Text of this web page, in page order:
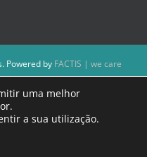
Powered by FACTIS | we care
não publicar conteúdos que
são da inteira
uma melhor
a sua utilização.